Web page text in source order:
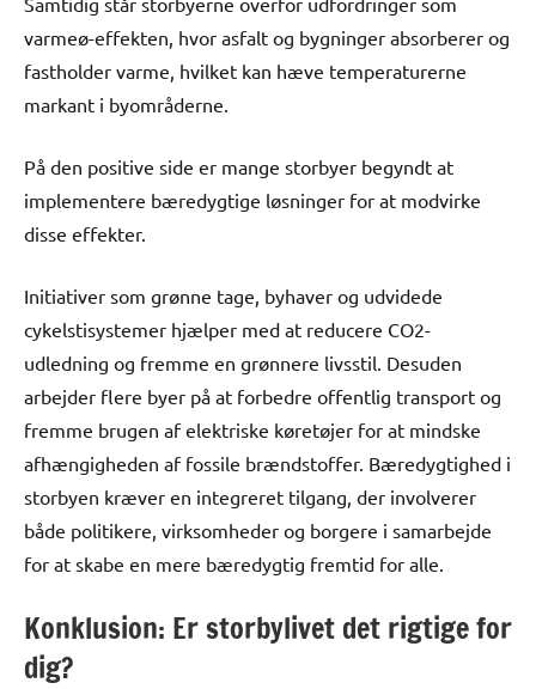
varmeø-effekten, hvor asfalt og bygninger absorberer og
fastholder varme, hvilket kan hæve temperaturerne
markant i byområderne.
På den positive side er mange storbyer begyndt at
implementere bæredygtige løsninger for at modvirke
disse effekter.
Initiativer som grønne tage, byhaver og udvidede
cykelstisystemer hjælper med at reducere CO2-
udledning og fremme en grønnere livsstil. Desuden
arbejder flere byer på at forbedre offentlig transport og
fremme brugen af elektriske køretøjer for at mindske
afhængigheden af fossile brændstoffer. Bæredygtighed i
storbyen kræver en integreret tilgang, der involverer
både politikere, virksomheder og borgere i samarbejde
for at skabe en mere bæredygtig fremtid for alle.
Konklusion: Er storbylivet det rigtige for
dig?